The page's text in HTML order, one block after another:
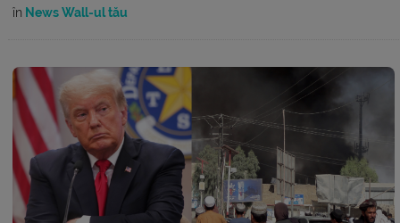
în News Wall-ul tău